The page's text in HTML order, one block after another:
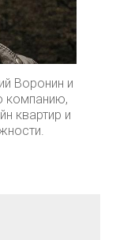
Воронин и
компанию,
квартир и